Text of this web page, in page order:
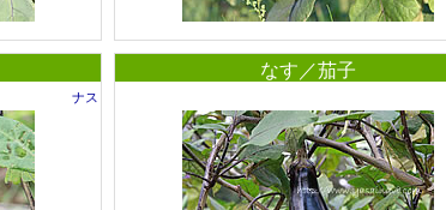
ナス
なす／茄子